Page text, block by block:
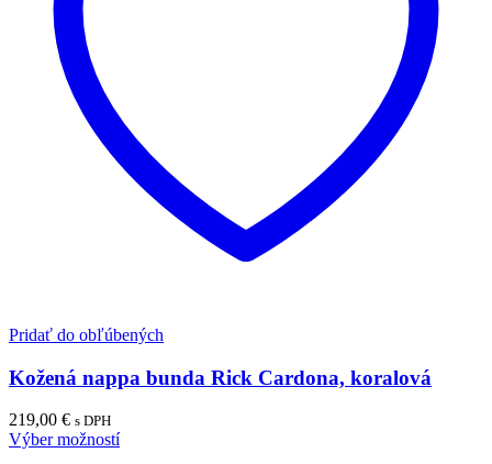
Pridať do obľúbených
Kožená nappa bunda Rick Cardona, koralová
219,00 € s DPH
Výber možností